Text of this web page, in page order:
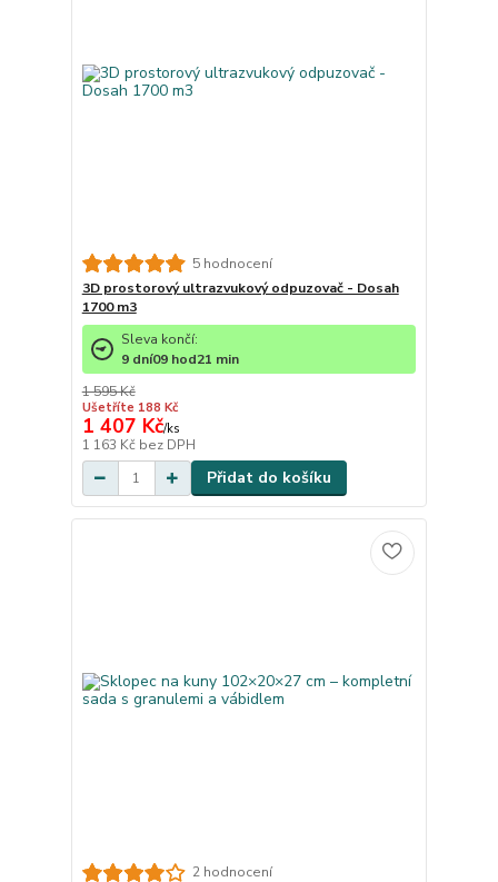
5 hodnocení
3D prostorový ultrazvukový odpuzovač - Dosah
1700 m3
1 595 Kč
Ušetříte 188 Kč
1 407 Kč/ks
1 163 Kč bez DPH
Sleva končí:
9 dní09 hod21 min
Přidat do košíku
2 hodnocení